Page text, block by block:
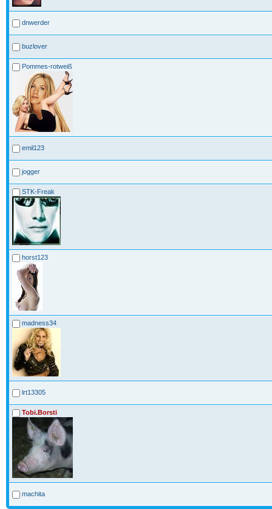
dnwerder
buzlover
Pommes-rotweiß
emil123
jogger
STK-Freak
horst123
madness34
lrt13305
Tobi.Borsti
machita